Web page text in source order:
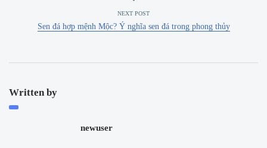
NEXT POST
Sen đá hợp mệnh Mộc? Ý nghĩa sen đá trong phong thủy
Written by
newuser